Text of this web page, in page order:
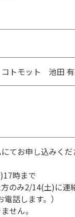
トモット 池田
てお申し込みくだ
時まで
のみ2/14(土)に連
話します。）
せん。